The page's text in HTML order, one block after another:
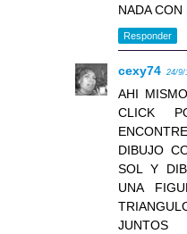
NADA CON
Responder
cexy74 24/9/
AHI
CLICK
DIBUJO
SOL Y
UNA
JUNTOS